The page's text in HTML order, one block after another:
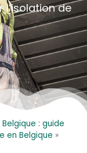
de
: guide
en Belgique »